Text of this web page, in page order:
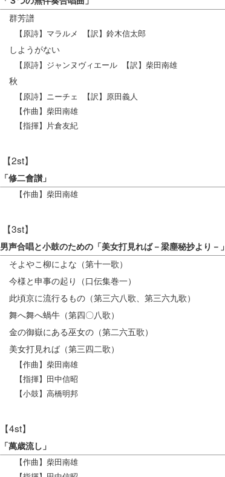
群芳譜
【原詩】マラルメ 【訳】鈴木信太郎
しようがない
【原詩】ジャンヌヴィエール 【訳】柴田南雄
秋
【原詩】ニーチェ 【訳】原田義人
【作曲】柴田南雄
【指揮】片倉友紀
【2st】
「修二會讃」
【作曲】柴田南雄
【3st】
男声合唱と小鼓のための「美女打見れば－梁塵秘抄より－」
そよやこ柳によな（第十一歌）
今様と申事の起り（口伝集巻一）
此頃京に流行るもの（第三六八歌、第三六九歌）
舞へ舞へ蝸牛（第四〇八歌）
金の御嶽にある巫女の（第二六五歌）
美女打見れば（第三四二歌）
【作曲】柴田南雄
【指揮】田中信昭
【小鼓】高橋明邦
【4st】
「萬歳流し」
【作曲】柴田南雄